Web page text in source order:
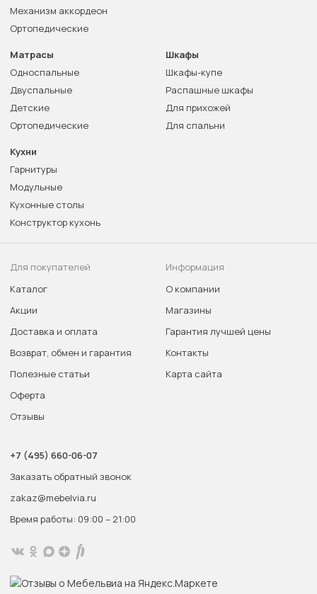
Механизм аккордеон
Ортопедические
Матрасы
Односпальные
Двуспальные
Детские
Ортопедические
Шкафы
Шкафы-купе
Распашные шкафы
Для прихожей
Для спальни
Кухни
Гарнитуры
Модульные
Кухонные столы
Конструктор кухонь
Для покупателей
Каталог
Акции
Доставка и оплата
Возврат, обмен и гарантия
Полезные статьи
Оферта
Отзывы
Информация
О компании
Магазины
Гарантия лучшей цены
Контакты
Карта сайта
+7 (495) 660-06-07
Заказать обратный звонок
zakaz@mebelvia.ru
Время работы: 09:00 – 21:00